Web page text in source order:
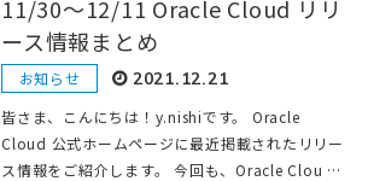
11/30〜12/11 Oracle Cloud リリ
ース情報まとめ
お知らせ 2021.12.21
皆さま、こんにちは！y.nishiです。 Oracle
Cloud 公式ホームページに最近掲載されたリリー
ス情報をご紹介します。 今回も、Oracle Clou …